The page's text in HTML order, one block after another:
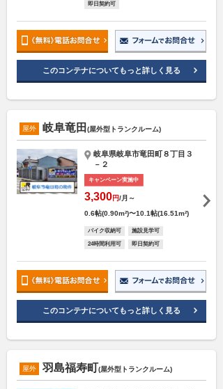
即日契約可
このコンテナについてもっと詳しく見る
屋外 岐阜竜田 (屋外型トランクルーム)
岐阜県岐阜市竜田町８丁目３
－２
キャンペーン実施中
3,300円/月～
0.6帖(0.90m²)〜10.1帖(16.51m²)
バイク収納可 施設見学可
24時間利用可 即日契約可
このコンテナについてもっと詳しく見る
屋外 羽島福寿町(屋外型トランクルーム)